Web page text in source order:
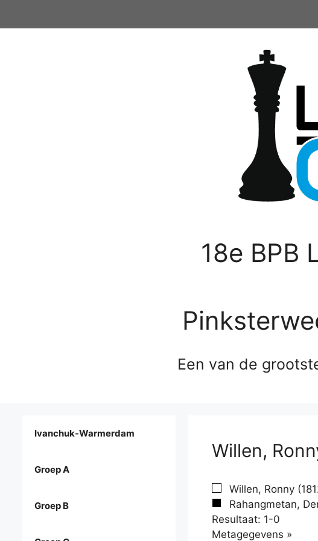
18e BPB
Een van de
Willen,
Willen, Ronny
Rahangmetan,
Resultaat: 1-0
Metagegevens »
Ivanchuk-Warmerdam
Groep A
Groep B